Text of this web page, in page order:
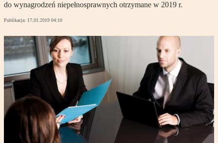
do wynagrodzeń niepełnosprawnych otrzymane w 2019 r.
Publikacja: 17.01.2019 04:10